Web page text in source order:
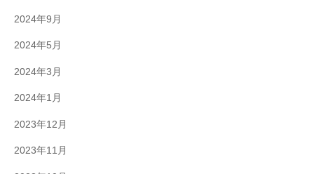
2024年9月
2024年5月
2024年3月
2024年1月
2023年12月
2023年11月